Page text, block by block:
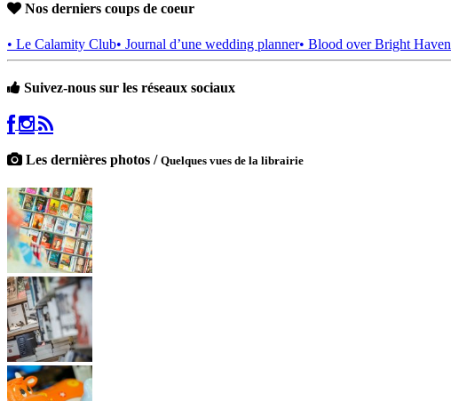
Nos derniers coups de coeur
• Le Calamity Club• Journal d’une wedding planner• Blood over Bright Haven
Suivez-nous sur les réseaux sociaux
Les dernières photos / Quelques vues de la librairie